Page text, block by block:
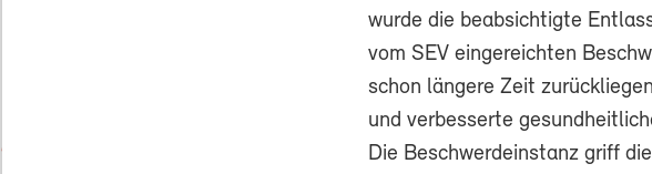
wurde die beabsichtigte
vom SEV eingereichten
schon längere Zeit
und verbesserte
Die Beschwerdeinstanz griff